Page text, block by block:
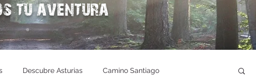
tu aventura
Descubre Asturias Camino Santiago